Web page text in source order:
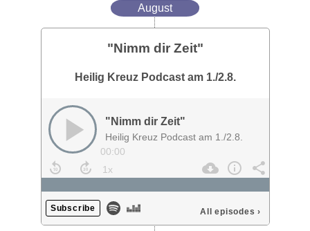
August
"Nimm dir Zeit"
Heilig Kreuz Podcast am 1./2.8.
"Nimm dir Zeit"
Heilig Kreuz Podcast am 1./2.8.
00:00
Subscribe All episodes ›